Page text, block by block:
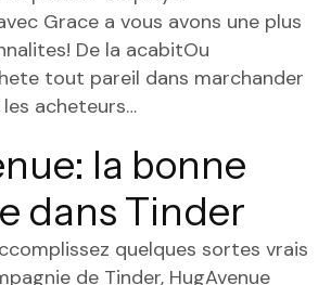
Grace a vous avons une plus
De la acabitOu
tout pareil dans marchander
acheteurs…
la bonne
dans Tinder
quelques sortes vrais
de Tinder, HugAvenue